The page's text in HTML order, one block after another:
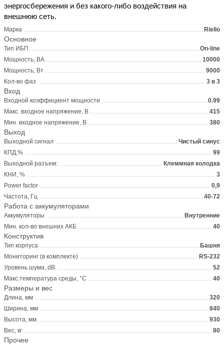
энергосбережения и без какого-либо воздействия на
внешнюю сеть.
Марка Riello
Основное
Тип ИБП
On-line
Мощность, ВА
10000
Мощность, Вт
9000
Кол-во фаз
3 в 3
Вход
Входной коэффициент мощности
0.99
Макс. входное напряжение, В
415
Мин. входное напряжение, В
380
Выход
Выходной сигнал
Чистый синус
КПД,%
99
Выходной разъем:
Клеммная колодка
КНИ, %
3
Power factor
0,9
Частота, Гц
40-72
Работа с аккумуляторами
Аккумуляторы
Внутренние
Мин. кол-во внешних АКБ
40
Конструктив
Тип корпуса
Башня
Мониторинг (в комплекте)
RS-232
Уровень шума, dB
52
Макс.температура среды, °С
40
Размеры и вес
Длина, мм
320
Ширина, мм
840
Высота, мм
930
Вес, кг
80
Прочее